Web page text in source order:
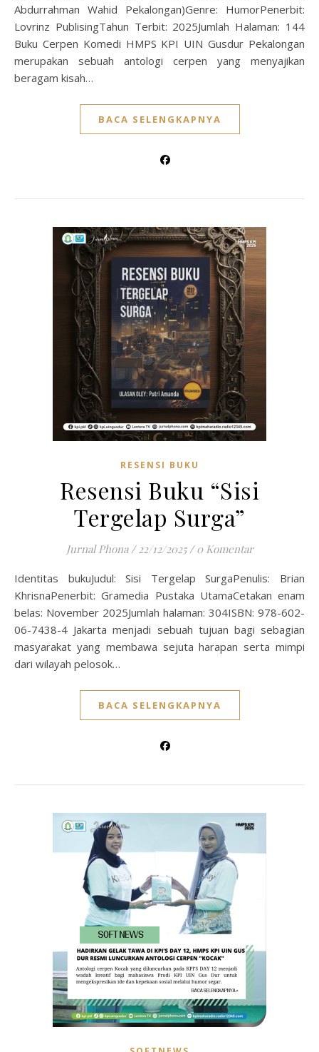
Abdurrahman Wahid Pekalongan)Genre: HumorPenerbit:
Lovrinz PublisingTahun Terbit: 2025Jumlah Halaman: 144
Buku Cerpen Komedi HMPS KPI UIN Gusdur Pekalongan
merupakan sebuah antologi cerpen yang menyajikan
beragam kisah…
BACA SELENGKAPNYA
RESENSI BUKU
Resensi Buku “Sisi
Tergelap Surga”
Jurnal Phona / 22/12/2025 / 0 Komentar
Identitas bukuJudul: Sisi Tergelap SurgaPenulis: Brian
KhrisnaPenerbit: Gramedia Pustaka UtamaCetakan enam
belas: November 2025Jumlah halaman: 304ISBN: 978-602-
06-7438-4 Jakarta menjadi sebuah tujuan bagi sebagian
masyarakat yang membawa sejuta harapan serta mimpi
dari wilayah pelosok…
BACA SELENGKAPNYA